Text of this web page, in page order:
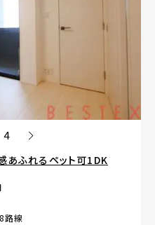
4
あふれるペット可1DK
路線